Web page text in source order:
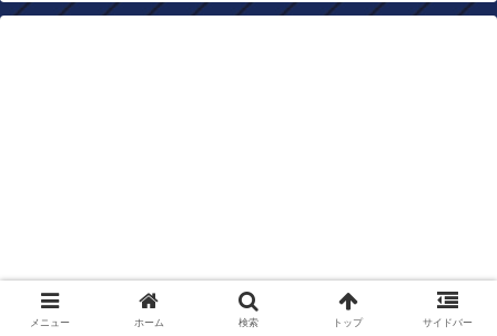
メニュー ホーム 検索 トップ サイドバー